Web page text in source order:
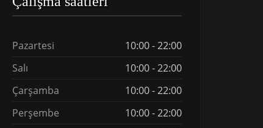
Pazartesi
10:00 - 22:00
Salı
10:00 - 22:00
Çarşamba
10:00 - 22:00
Perşembe
10:00 - 22:00